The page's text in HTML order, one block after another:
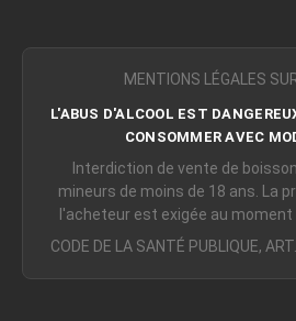
MENTIONS LÉGALES SUR
L'ABUS D'ALCOOL EST
CONSOMMER AVEC
Interdiction de vente de
mineurs de moins de 18 ans. La
l'acheteur est exigée au moment
CODE DE LA SANTÉ PUBLIQUE,